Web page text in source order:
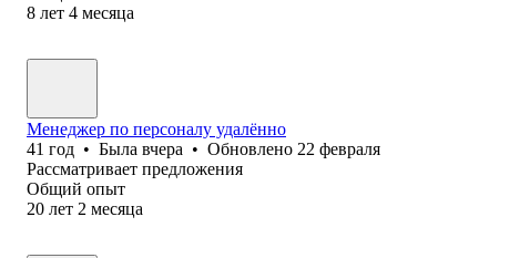
8 лет 4 месяца
Менеджер по персоналу удалённо
41 год • Была вчера • Обновлено 22 февраля
Рассматривает предложения
Общий опыт
20 лет 2 месяца